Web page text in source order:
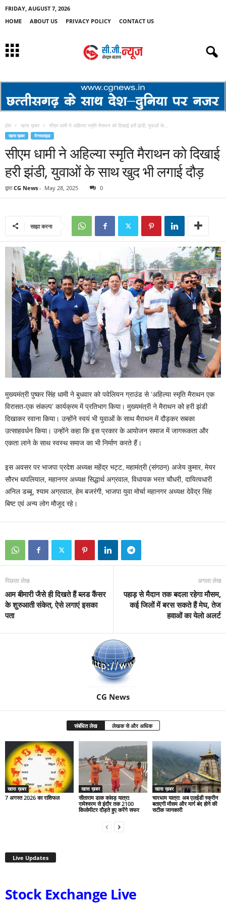
FRIDAY, AUGUST 7, 2026
HOME
ABOUT US PRIVACY POLICY CONTACT US
होम खास ख़बर सीएम धामी ने अहिल्या स्मृति मैराथन को दिखाई हरी झंडी, युवाओं के...
खास ख़बर मेनस्लाइड
सीएम धामी ने अहिल्या स्मृति मैराथन को दिखाई
हरी झंडी, युवाओं के साथ खुद भी लगाई दौड़
द्वारा CG News - May 28, 2025 0
साझा करना
मुख्यमंत्री पुष्कर सिंह धामी ने बुधवार को पवेलियन ग्राउंड से ‘अहिल्या स्मृति मैराथन एक
विरासत-एक संकल्प’ कार्यक्रम में प्रतिभाग किया। मुख्यमंत्री ने मैराथन को हरी झंडी
दिखाकर रवाना किया। उन्होंने स्वयं भी युवाओं के साथ मैराथन में दौड़कर सबका
उत्साहवर्धन किया। उन्होंने कहा कि इस प्रकार के आयोजन समाज में जागरूकता और
एकता लाने के साथ स्वस्थ समाज का भी निर्माण करते हैं।
इस अवसर पर भाजपा प्रदेश अध्यक्ष महेंद्र भट्ट, महामंत्री (संगठन) अजेय कुमार, मेयर
सौरभ थपलियाल, महानगर अध्यक्ष सिद्धार्थ अग्रवाल, विधायक भरत चौधरी, दायित्वधारी
अनिल डब्बू, श्याम अग्रवाल, हेम बजरंगी, भाजपा युवा मोर्चा महानगर अध्यक्ष देवेंद्र सिंह
बिष्ट एवं अन्य लोग मौजूद रहे।
पिछला लेख
आम बीमारी जैसे ही दिखते हैं ब्लड कैंसर
के शुरुआती संकेत, ऐसे लगाएं इसका
पता
अगला लेख
पहाड़ से मैदान तक बदला रहेगा मौसम,
कई जिलों में बरस सकते हैं मेघ, तेज
हवाओं का येलो अलर्ट
CG News
संबंधित लेख लेखक से और अधिक
खास ख़बर
7 अगस्त 2026 का राशिफल
खास ख़बर
सीताराम डाक कांवड़ यात्रा:
रामेश्वरम से इंदौर तक 2100
किलोमीटर दौड़ते हुए करेंगे सफर
खास ख़बर
चारधाम यात्रा: अब एलईडी स्क्रीन
बताएगी मौसम और मार्ग बंद होने की
सटीक जानकारी
Live Updates
Stock Exchange Live